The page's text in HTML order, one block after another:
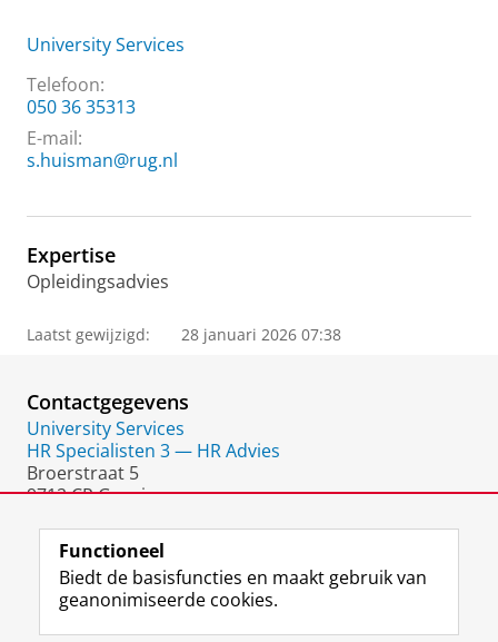
University Services
Telefoon:
050 36 35313
E-mail:
s.huisman@rug.nl
Expertise
Opleidingsadvies
Laatst gewijzigd: 28 januari 2026 07:38
Contactgegevens
University Services
HR Specialisten 3 — HR Advies
Broerstraat 5
9712 CP Groningen
Functioneel
Biedt de basisfuncties en maakt gebruik van
geanonimiseerde cookies.